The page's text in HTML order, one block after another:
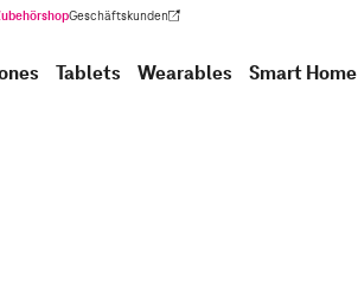
Geschäftskunden
(Wird in einem neuen Tab geöffnet)
Tablets Wearables Smart Home